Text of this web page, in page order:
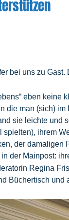
bei uns zu
eben keine
die man (sich)
sie leichte und
ihrem
der damaligen
der Mainpost:
Regina
Büchertisch und